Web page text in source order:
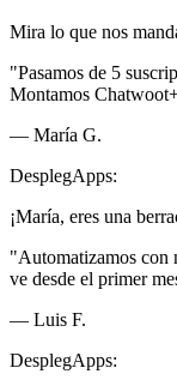
Mira lo que nos
"Pasamos de 5
Montamos
— María G.
DesplegApps:
¡María, eres una
"Automatizamos con
ve desde el primer
— Luis F.
DesplegApps: